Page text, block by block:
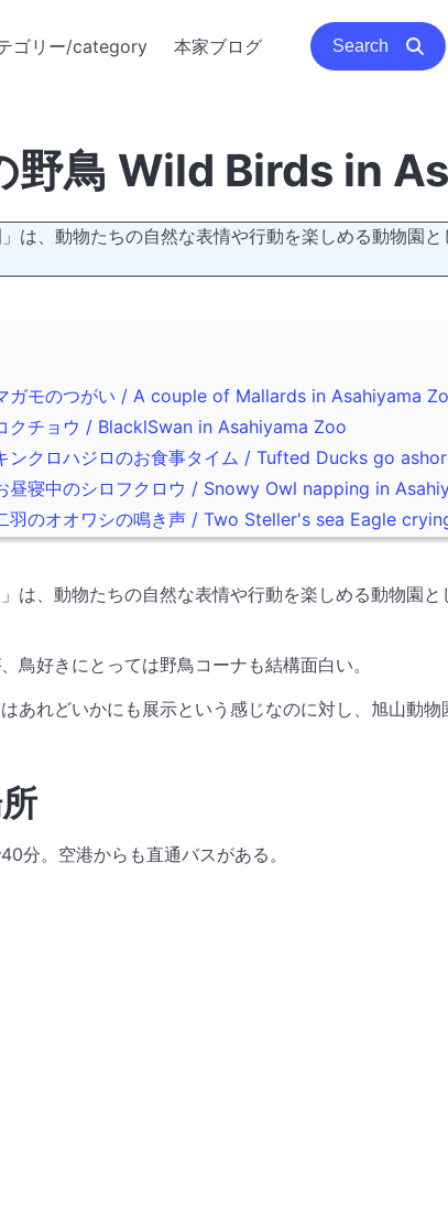
ゴリー/category 本家ブログ Search
野鳥 Wild Birds in
は、動物たちの自然な表情や行動を楽しめる動物園
ガモのつがい / A couple of Mallards in Asahiyama
クチョウ / BlacklSwan in Asahiyama Zoo
ンクロハジロのお食事タイム / Tufted Ducks go
昼寝中のシロフクロウ / Snowy Owl napping in
羽のオオワシの鳴き声 / Two Steller's sea Eagle
は、動物たちの自然な表情や行動を楽しめる動物園
鳥好きにとっては野鳥コーナも結構面白い。
あれどいかにも展示という感じなのに対し、旭山動
分。空港からも直通バスがある。